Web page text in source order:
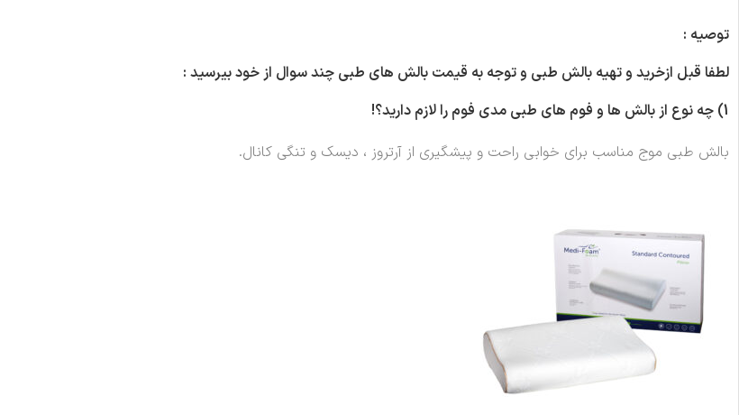
توصیه :
لطفا قبل ازخرید و تهیه بالش طبی و توجه به قیمت بالش های طبی چند سوال از خود بیرسید :
1) چه نوع از بالش ها و فوم های طبی مدی فوم را لازم دارید؟!
بالش طبی موج مناسب برای خوابی راحت و پیشگیری از آرتروز ، دیسک و تنگی کانال.